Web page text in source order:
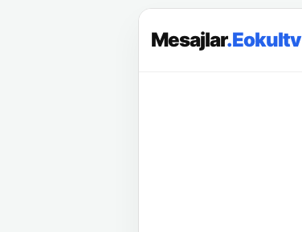
Mesajlar.Eokultv